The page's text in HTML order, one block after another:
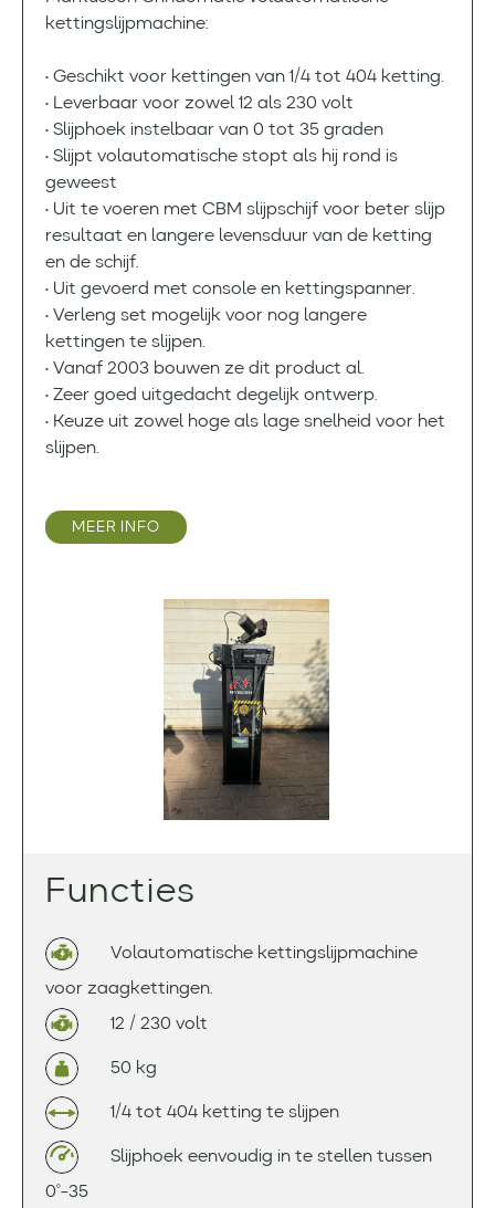
kettingslijpmachine:
• Geschikt voor kettingen van 1/4 tot 404 ketting.
• Leverbaar voor zowel 12 als 230 volt
• Slijphoek instelbaar van 0 tot 35 graden
• Slijpt volautomatische stopt als hij rond is
geweest
• Uit te voeren met CBM slijpschijf voor beter slijp
resultaat en langere levensduur van de ketting
en de schijf.
• Uit gevoerd met console en kettingspanner.
• Verleng set mogelijk voor nog langere
kettingen te slijpen.
• Vanaf 2003 bouwen ze dit product al.
• Zeer goed uitgedacht degelijk ontwerp.
• Keuze uit zowel hoge als lage snelheid voor het
slijpen.
MEER INFO
Functies
Volautomatische kettingslijpmachine
voor zaagkettingen.
12 / 230 volt
50 kg
1/4 tot 404 ketting te slijpen
Slijphoek eenvoudig in te stellen tussen
0°-35